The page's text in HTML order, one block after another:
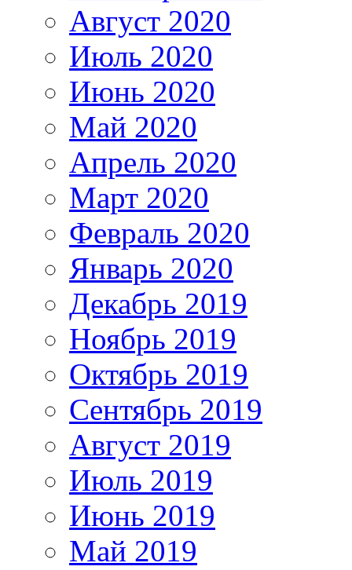
Август 2020
Июль 2020
Июнь 2020
Май 2020
Апрель 2020
Март 2020
Февраль 2020
Январь 2020
Декабрь 2019
Ноябрь 2019
Октябрь 2019
Сентябрь 2019
Август 2019
Июль 2019
Июнь 2019
Май 2019